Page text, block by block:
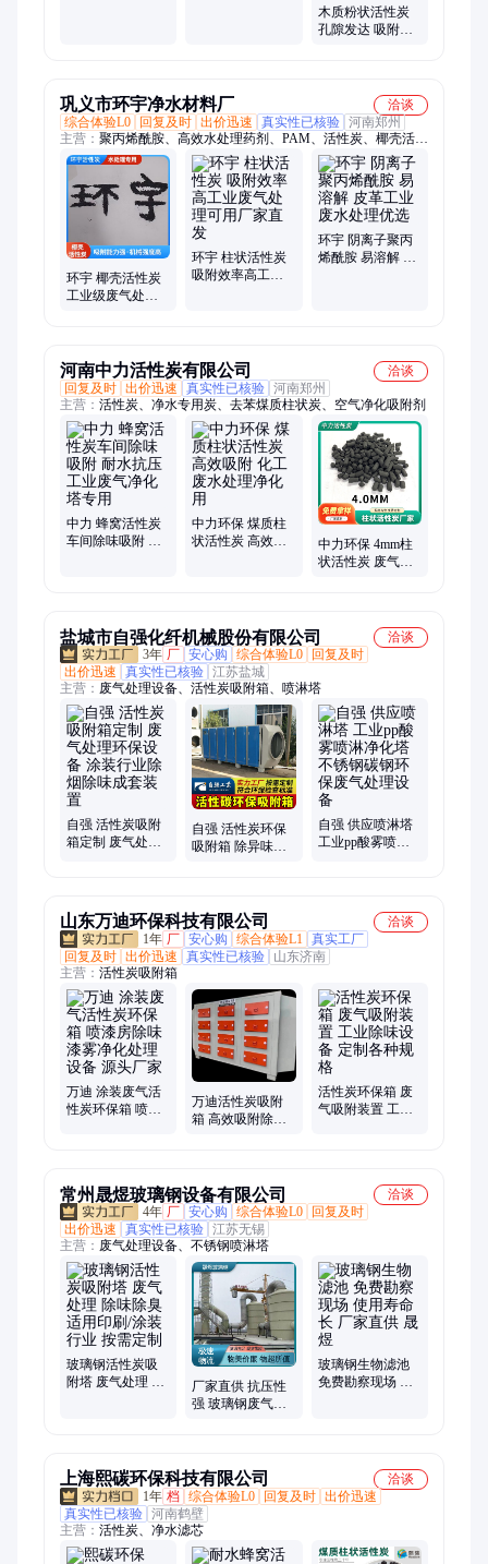
木质粉状活性炭
孔隙发达 吸附能
巩义市环宇净水材料厂
洽谈
综合体验L0
回复及时 出价迅速 真实性已核验 河南郑州
主营： 聚丙烯酰胺、高效水处理药剂、PAM、活性炭、椰壳活性
炭、柱状活性炭、粉末活性炭、净水絮凝剂、阴离子聚丙烯酰
胺、阳离子聚丙烯酰胺、非离子聚丙烯酰胺、两性离子聚丙烯酰
胺、活性吸附炭、净水滤炭
环宇 椰壳活性炭
工业级废气处理
环宇 柱状活性炭
吸附效率高工业
环宇 阴离子聚丙
烯酰胺 易溶解 皮
河南中力活性炭有限公司
洽谈
回复及时 出价迅速 真实性已核验 河南郑州
主营： 活性炭、净水专用炭、去苯煤质柱状炭、空气净化吸附剂
中力 蜂窝活性炭
车间除味吸附 耐
中力环保 煤质柱
状活性炭 高效吸
中力环保 4mm柱
状活性炭 废气废
盐城市自强化纤机械股份有限公司
洽谈
3年 厂 安心购 综合体验L0
回复及时
出价迅速
真实性已核验 江苏盐城
主营： 废气处理设备、活性炭吸附箱、喷淋塔
自强 活性炭吸附
箱定制 废气处理
自强 活性炭环保
吸附箱 除异味除
自强 供应喷淋塔
工业pp酸雾喷淋
山东万迪环保科技有限公司
洽谈
1年 厂 安心购 综合体验L1
真实工厂
回复及时 出价迅速 真实性已核验
山东济南
主营： 活性炭吸附箱
万迪 涂装废气活
性炭环保箱 喷漆
万迪活性炭吸附
箱 高效吸附除味
活性炭环保箱 废
气吸附装置 工业
常州晟煜玻璃钢设备有限公司
洽谈
4年 厂 安心购 综合体验L0
回复及时
出价迅速
真实性已核验 江苏无锡
主营： 废气处理设备、不锈钢喷淋塔
玻璃钢活性炭吸
附塔 废气处理 除
厂家直供 抗压性
强 玻璃钢废气吸
玻璃钢生物滤池
免费勘察现场 使
上海熙碳环保科技有限公司
洽谈
1年 档 综合体验L0 回复及时 出价迅速
真实性已核验 河南鹤壁
主营： 活性炭、净水滤芯